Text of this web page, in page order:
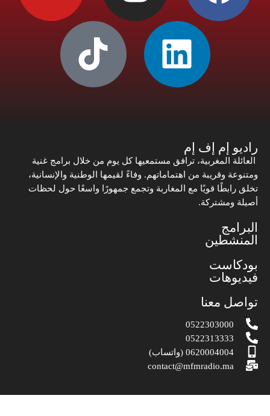
راديو إم إف إم
العائلة المغربية، ترافق مستمعيها كل يوم من خلال برامج غنية
ومتنوعة وقريبة من اهتماماتهم. وفاءً لقيمها الوطنية والإنسانية،
تخلق رابطًا قويًا مع المغاربة وتجمع جمهورًا واسعًا حول لحظات
أصيلة ومشتركة.
البرامج
المنشطين
بودكاست
فيديوهات
تواصل معنا
0522303000
0522313333
0620004004 (واتساب)
contact@mfmradio.ma